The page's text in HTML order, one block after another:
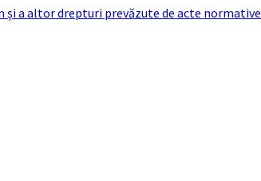
a altor drepturi prevăzute de acte normative